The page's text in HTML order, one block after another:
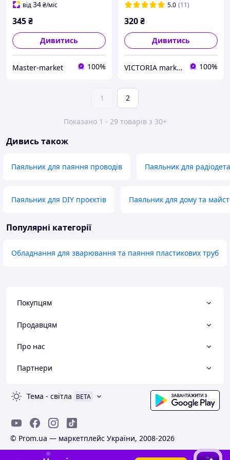
від34₴/міс
345₴
Дивитись
Master-market 100%
Запоріжжя 5.0 (11)
320₴
Дивитись
VICTORIA market 100%
1 2
Показано 1 - 29 товарів з 30+
Дивись також
Паяльник для паяння проводів Паяльник для
Паяльник для DIY проєктів Паяльник для дому та
Популярні категорії
Обладнання для зварювання та паяння пластикових труб
Покупцям
Продавцям
Про нас
Партнери
Тема - світла BETA
© Prom.ua — маркетплейс України, 2008-2026